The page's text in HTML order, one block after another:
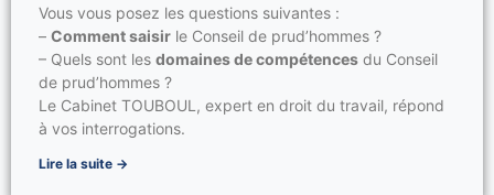
Vous vous posez les questions suivantes :
– Comment saisir le Conseil de prud’hommes ?
– Quels sont les domaines de compétences du Conseil
de prud’hommes ?
Le Cabinet TOUBOUL, expert en droit du travail, répond
à vos interrogations.
Lire la suite →